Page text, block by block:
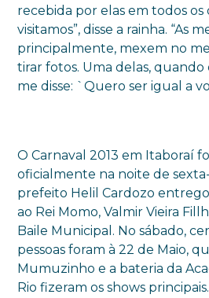
recebida por elas em todos os
visitamos”, disse a rainha. “As
principalmente, mexem no
tirar fotos. Uma delas, quando
me disse: `Quero ser igual a
O Carnaval 2013 em Itaboraí
oficialmente na noite de
prefeito Helil Cardozo
ao Rei Momo, Valmir Vieira
Baile Municipal. No sábado,
pessoas foram à 22 de Maio,
Mumuzinho e a bateria da
Rio fizeram os shows